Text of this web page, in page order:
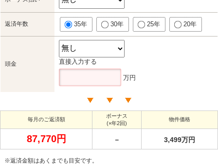
返済年数 35年 30年 25年 20年
頭金 直接入力する
万円
毎月のご返済額
ボーナス
(×年2回)
物件価格
87,770円 － 3,499万円
※返済金額はあくまでも目安です。